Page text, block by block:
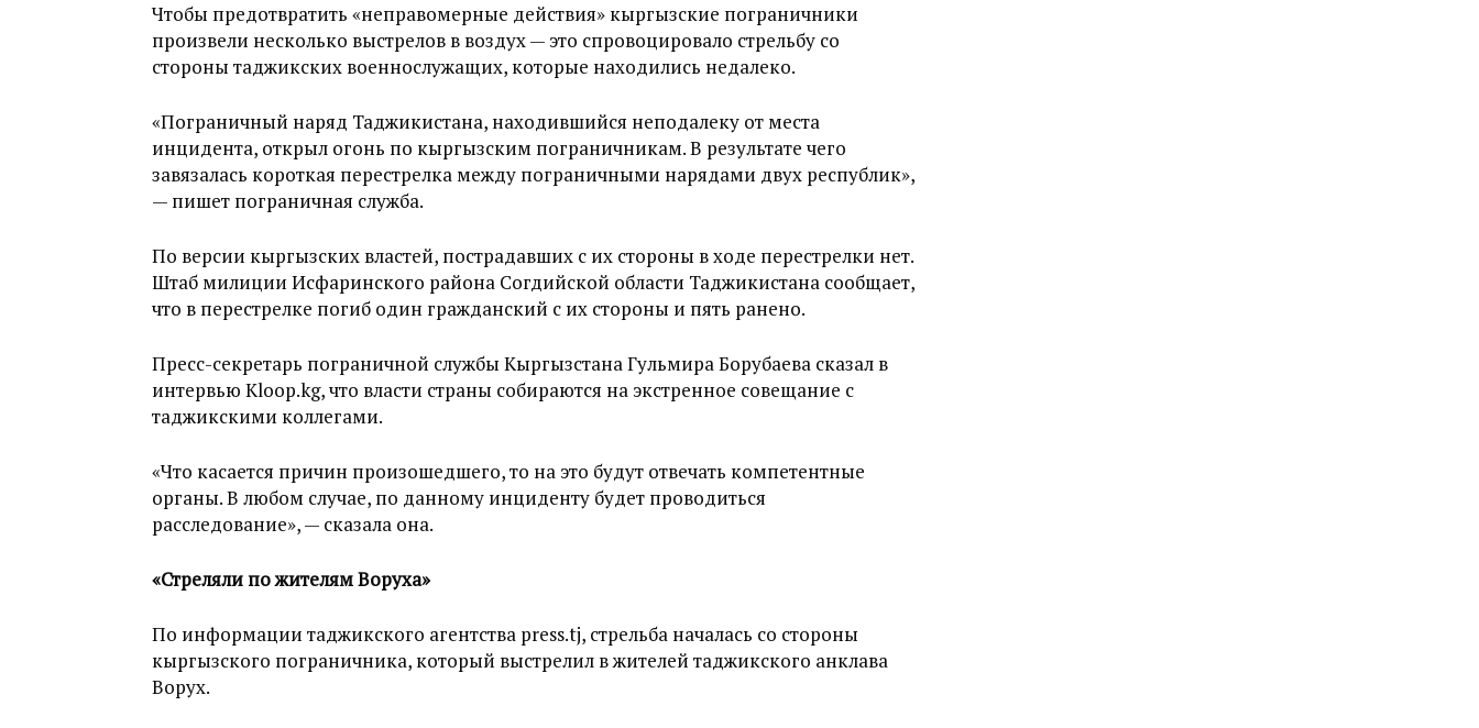
Чтобы предотвратить «неправомерные действия» кыргызские пограничники
произвели несколько выстрелов в воздух — это спровоцировало стрельбу со
стороны таджикских военнослужащих, которые находились недалеко.
«Пограничный наряд Таджикистана, находившийся неподалеку от места
инцидента, открыл огонь по кыргызским пограничникам. В результате чего
завязалась короткая перестрелка между пограничными нарядами двух республик»,
— пишет пограничная служба.
По версии кыргызских властей, пострадавших с их стороны в ходе перестрелки нет.
Штаб милиции Исфаринского района Согдийской области Таджикистана сообщает,
что в перестрелке погиб один гражданский с их стороны и пять ранено.
Пресс-секретарь пограничной службы Кыргызстана Гульмира Борубаева сказал в
интервью Kloop.kg, что власти страны собираются на экстренное совещание с
таджикскими коллегами.
«Что касается причин произошедшего, то на это будут отвечать компетентные
органы. В любом случае, по данному инциденту будет проводиться
расследование», — сказала она.
«Стреляли по жителям Воруха»
По информации таджикского агентства press.tj, стрельба началась со стороны
кыргызского пограничника, который выстрелил в жителей таджикского анклава
Ворух.